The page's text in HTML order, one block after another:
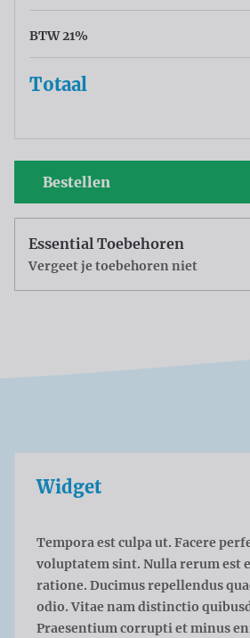
BTW 21%
Totaal
Bestellen
Essential Toebehoren
Vergeet je toebehoren niet
Widget
Tempora est culpa ut. Facere
voluptatem sint. Nulla rerum est
ratione. Ducimus repellendus
odio. Vitae nam distinctio
Praesentium corrupti et minus